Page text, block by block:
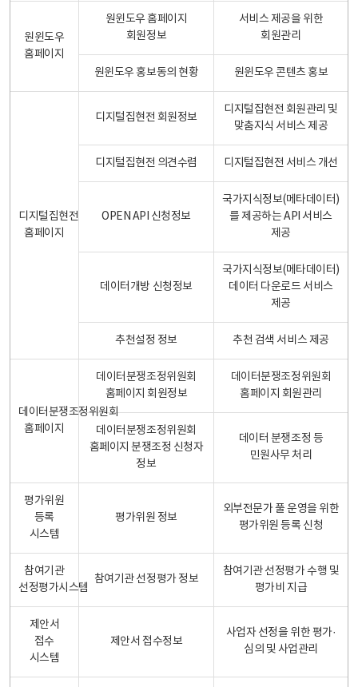
원윈도우
홈페이지
원윈도우 홈페이지
회원정보
서비스 제공을 위한
회원관리
원윈도우 홍보동의 현황 원윈도우 콘텐츠 홍보
디지털집현전
홈페이지
디지털집현전 회원정보
디지털집현전 회원관리 및
맞춤지식 서비스 제공
디지털집현전 의견수렴 디지털집현전 서비스 개선
OPEN API 신청정보
국가지식정보(메타데이터)
를 제공하는 API 서비스
제공
데이터개방 신청정보
국가지식정보(메타데이터)
데이터 다운로드 서비스
제공
추천설정 정보 추천 검색 서비스 제공
데이터분쟁조정위원회
홈페이지
데이터분쟁조정위원회
홈페이지 회원정보
데이터분쟁조정위원회
홈페이지 회원관리
데이터분쟁조정위원회
홈페이지 분쟁조정 신청자
정보
데이터 분쟁조정 등
민원사무 처리
평가위원
등록
시스템
평가위원 정보
외부전문가 풀 운영을 위한
평가위원 등록 신청
참여기관
선정평가시스템
참여기관 선정평가 정보
참여기관 선정평가 수행 및
평가비 지급
제안서
접수
시스템
제안서 접수정보
사업자 선정을 위한 평가·
심의 및 사업관리